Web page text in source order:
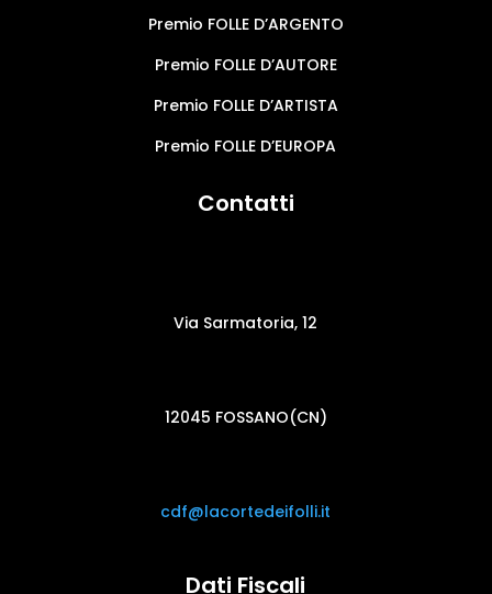
Premio FOLLE D’ARGENTO
Premio FOLLE D’AUTORE
Premio FOLLE D’ARTISTA
Premio FOLLE D’EUROPA
Contatti
Via Sarmatoria, 12
12045 FOSSANO(CN)
cdf@lacortedeifolli.it
Dati Fiscali